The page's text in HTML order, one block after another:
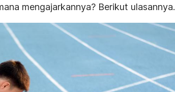
mengajarkannya? Berikut ulasannya.